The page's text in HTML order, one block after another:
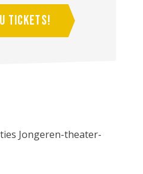
tickets!
Jongeren-theater-